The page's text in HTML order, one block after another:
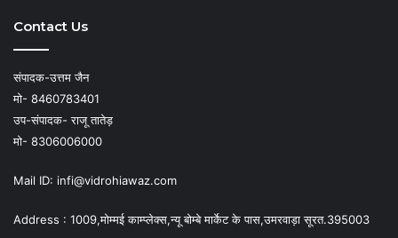
Contact Us
संपादक-उत्तम जैन
मो- 8460783401
उप-संपादक- राजू तातेड़
मो- 8306006000
Mail ID: infi@vidrohiawaz.com
Address : 1009,मोम्मई काम्प्लेक्स,न्यू बोम्बे मार्केट के पास,उमरवाड़ा सूरत.395003